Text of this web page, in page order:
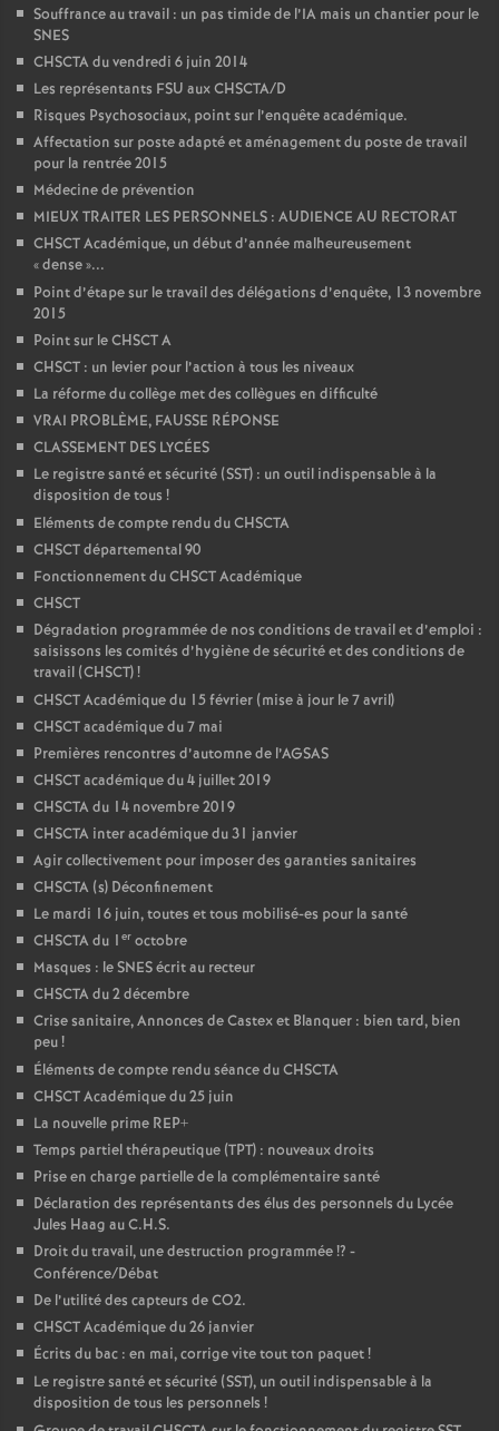
Souffrance au travail : un pas timide de l’IA mais un chantier pour le
SNES
CHSCTA du vendredi 6 juin 2014
Les représentants FSU aux CHSCTA/D
Risques Psychosociaux, point sur l’enquête académique.
Affectation sur poste adapté et aménagement du poste de travail
pour la rentrée 2015
Médecine de prévention
MIEUX TRAITER LES PERSONNELS : AUDIENCE AU RECTORAT
CHSCT Académique, un début d’année malheureusement
«dense»...
Point d’étape sur le travail des délégations d’enquête, 13 novembre
2015
Point sur le CHSCT A
CHSCT : un levier pour l’action à tous les niveaux
La réforme du collège met des collègues en difficulté
VRAI PROBLÈME, FAUSSE RÉPONSE
CLASSEMENT DES LYCÉES
Le registre santé et sécurité (SST) : un outil indispensable à la
disposition de tous !
Eléments de compte rendu du CHSCTA
CHSCT départemental 90
Fonctionnement du CHSCT Académique
CHSCT
Dégradation programmée de nos conditions de travail et d’emploi :
saisissons les comités d’hygiène de sécurité et des conditions de
travail (CHSCT)!
CHSCT Académique du 15 février (mise à jour le 7 avril)
CHSCT académique du 7 mai
Premières rencontres d’automne de l’AGSAS
CHSCT académique du 4 juillet 2019
CHSCTA du 14 novembre 2019
CHSCTA inter académique du 31 janvier
Agir collectivement pour imposer des garanties sanitaires
CHSCTA (s) Déconfinement
Le mardi 16 juin, toutes et tous mobilisé-es pour la santé
CHSCTA du 1 er octobre
Masques : le SNES écrit au recteur
CHSCTA du 2 décembre
Crise sanitaire, Annonces de Castex et Blanquer : bien tard, bien
peu!
Éléments de compte rendu séance du CHSCTA
CHSCT Académique du 25 juin
La nouvelle prime REP+
Temps partiel thérapeutique (TPT) : nouveaux droits
Prise en charge partielle de la complémentaire santé
Déclaration des représentants des élus des personnels du Lycée
Jules Haag au C.H.S.
Droit du travail, une destruction programmée!? -
Conférence/Débat
De l’utilité des capteurs de CO2.
CHSCT Académique du 26 janvier
Écrits du bac : en mai, corrige vite tout ton paquet!
Le registre santé et sécurité (SST), un outil indispensable à la
disposition de tous les personnels !